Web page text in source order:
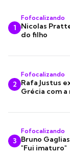
1
Fofocalizando
Nicolas
do filho
2
Fofocalizando
Rafa Justus
Grécia com a
3
Fofocalizando
Bruno
"Fui imaturo"